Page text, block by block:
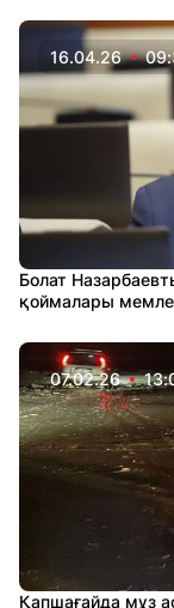
16.04.26
Болат
қоймалары
07.02.26
Қапшағайда мұз